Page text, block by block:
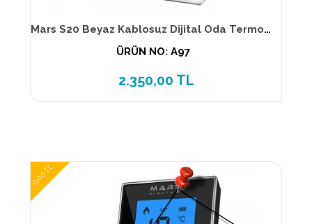
Mars S20 Beyaz Kablosuz Dijital Oda Termostatı
ÜRÜN NO: A97
2.350,00 TL
0,00 TL